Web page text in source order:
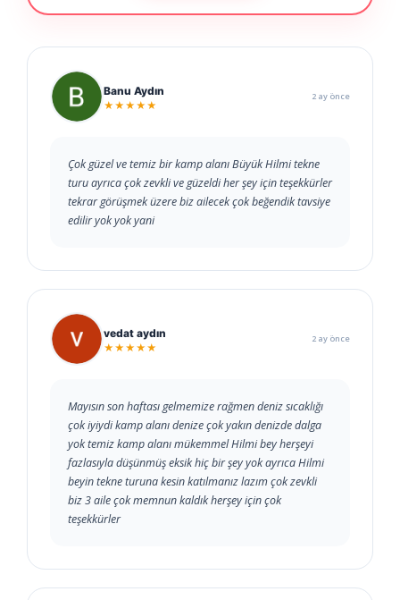
Banu Aydın
★★★★★
2 ay önce
Çok güzel ve temiz bir kamp alanı Büyük Hilmi tekne
turu ayrıca çok zevkli ve güzeldi her şey için teşekkürler
tekrar görüşmek üzere biz ailecek çok beğendik tavsiye
edilir yok yok yani
vedat aydın
★★★★★
2 ay önce
Mayısın son haftası gelmemize rağmen deniz sıcaklığı
çok iyiydi kamp alanı denize çok yakın denizde dalga
yok temiz kamp alanı mükemmel Hilmi bey herşeyi
fazlasıyla düşünmüş eksik hiç bir şey yok ayrıca Hilmi
beyin tekne turuna kesin katılmanız lazım çok zevkli
biz 3 aile çok memnun kaldık herşey için çok
teşekkürler